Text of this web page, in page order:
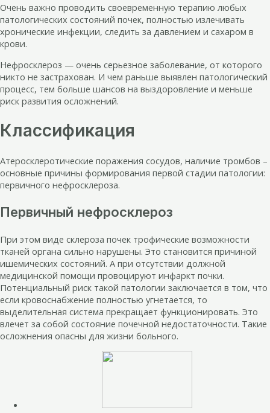
Очень важно проводить своевременную терапию любых
патологических состояний почек, полностью излечивать
хронические инфекции, следить за давлением и сахаром в
крови.
Нефросклероз — очень серьезное заболевание, от которого
никто не застрахован. И чем раньше выявлен патологический
процесс, тем больше шансов на выздоровление и меньше
риск развития осложнений.
Классификация
Атеросклеротические поражения сосудов, наличие тромбов –
основные причины формирования первой стадии патологии:
первичного нефросклероза.
Первичный нефросклероз
При этом виде склероза почек трофические возможности
тканей органа сильно нарушены. Это становится причиной
ишемических состояний. А при отсутствии должной
медицинской помощи провоцируют инфаркт почки.
Потенциальный риск такой патологии заключается в том, что
если кровоснабжение полностью угнетается, то
выделительная система прекращает функционировать. Это
влечет за собой состояние почечной недостаточности. Такие
осложнения опасны для жизни больного.